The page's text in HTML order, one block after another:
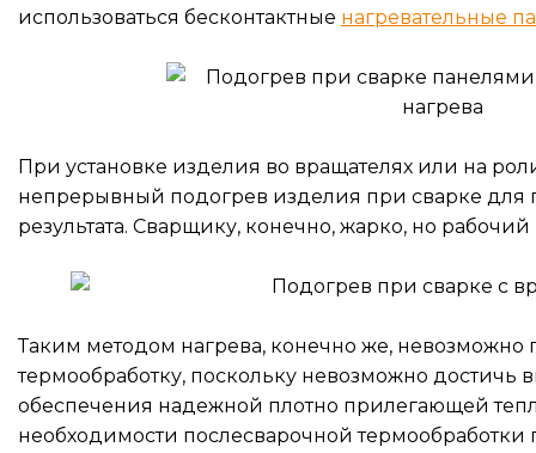
использоваться бесконтактные нагревательные
При установке изделия во вращателях или на
непрерывный подогрев изделия при сварке для
результата. Сварщику, конечно, жарко, но
Таким методом нагрева, конечно же, невозможно
термообработку, поскольку невозможно достичь
обеспечения надежной плотно прилегающей
необходимости послесварочной